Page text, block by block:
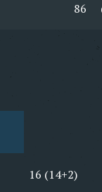
86
16 (14+2)